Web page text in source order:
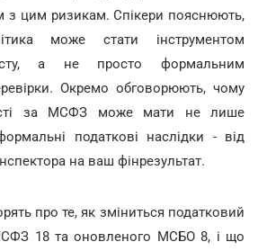
цим ризикам. Спікери пояснюють,
може стати інструментом
а не просто формальним
Окремо обговорюють, чому
за МСФЗ може мати не лише
податкові наслідки - від
на ваш фінрезультат.
про те, як зміниться податковий
18 та оновленого МСБО 8, і що